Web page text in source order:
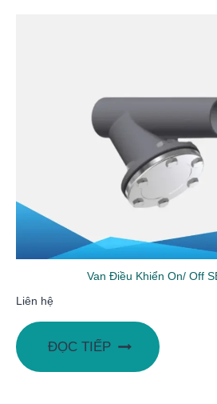
Van Điều Khiển On/ Off
Liên hệ
ĐỌC TIẾP